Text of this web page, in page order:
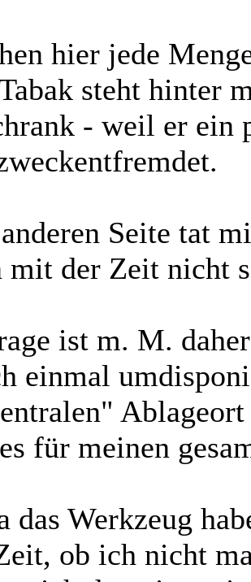
hier jede
steht hinter
- weil er
Seite tat
mit der Zeit nicht
ist m. M.
einmal
für meinen
das Werkzeug
ob ich nicht